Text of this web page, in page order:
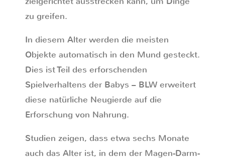
zu greifen.
In diesem Alter werden die meisten
Objekte automatisch in den Mund gesteckt.
Dies ist Teil des erforschenden
Spielverhaltens der Babys – BLW erweitert
diese natürliche Neugierde auf die
Erforschung von Nahrung.
Studien zeigen, dass etwa sechs Monate
auch das Alter ist, in dem der Magen-Darm-